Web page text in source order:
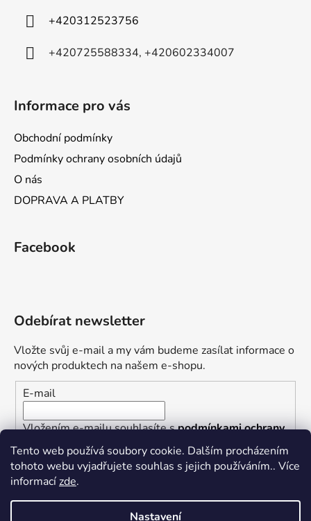
Tento web používá soubory cookie. Dalším procházením
tohoto webu vyjadřujete souhlas s jejich používáním.. Více
informacízde.
Nastavení
k
s
u
+420312523756
+420725588334, +420602334007
Informace pro vás
Obchodní podmínky
Podmínky ochrany osobních údajů
O nás
DOPRAVA A PLATBY
Facebook
Odebírat newsletter
Vložte svůj e-mail a my vám budeme zasílat informace o
nových produktech na našem e-shopu.
E-mail
Vložením e-mailu souhlasíte spodmínkami ochrany
osobních údajů
PŘIHLÁSIT SE